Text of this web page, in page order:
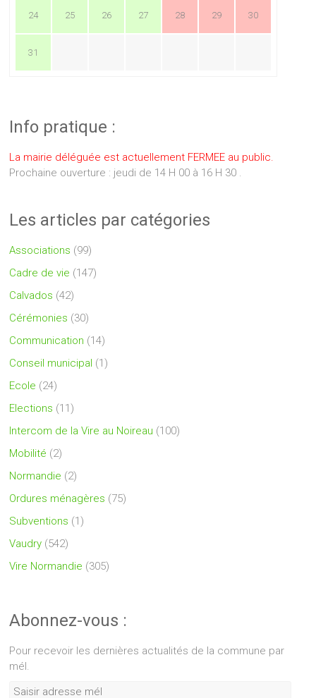
24 25 26 27 28 29 30
31
Info pratique :
La mairie déléguée est actuellement FERMEE au public.
Prochaine ouverture : jeudi de 14 H 00 à 16 H 30 .
Les articles par catégories
Associations (99)
Cadre de vie (147)
Calvados (42)
Cérémonies (30)
Communication (14)
Conseil municipal (1)
Ecole (24)
Elections (11)
Intercom de la Vire au Noireau (100)
Mobilité (2)
Normandie (2)
Ordures ménagères (75)
Subventions (1)
Vaudry (542)
Vire Normandie (305)
Abonnez-vous :
Pour recevoir les dernières actualités de la commune par
mél.
Saisir